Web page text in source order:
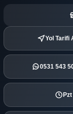
Yol Tarifi
0531 543
Pzt